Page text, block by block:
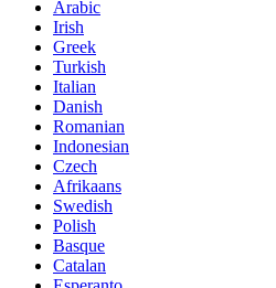
Arabic
Irish
Greek
Turkish
Italian
Danish
Romanian
Indonesian
Czech
Afrikaans
Swedish
Polish
Basque
Catalan